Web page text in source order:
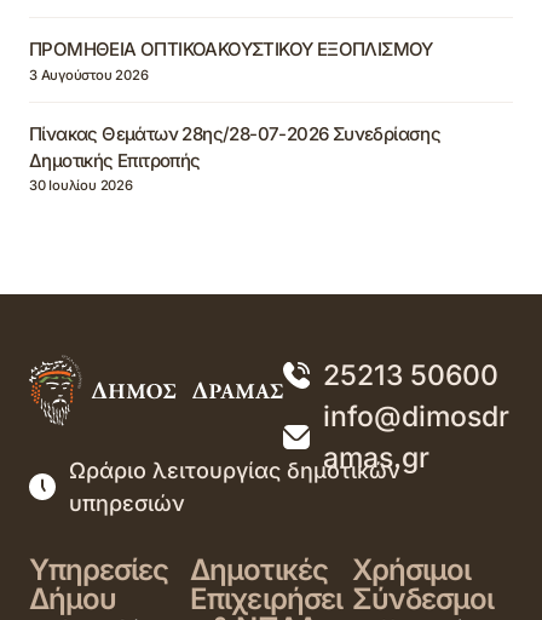
ΠΡΟΜΗΘΕΙΑ ΟΠΤΙΚΟΑΚΟΥΣΤΙΚΟΥ ΕΞΟΠΛΙΣΜΟΥ
3 Αυγούστου 2026
Πίνακας Θεμάτων 28ης/28-07-2026 Συνεδρίασης
Δημοτικής Επιτροπής
30 Ιουλίου 2026
25213 50600
info@dimosdr
amas.gr
Ωράριο λειτουργίας δημοτικών
υπηρεσιών
Υπηρεσίες
Δήμου
Δημοτικές
Επιχειρήσει
Χρήσιμοι
Σύνδεσμοι